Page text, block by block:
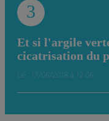
3
Et si l'argile
cicatrisation du
Le : 17/06/2018 à 12:06